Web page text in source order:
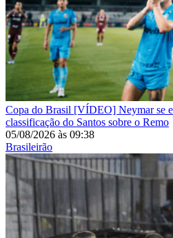
Copa do Brasil [VÍDEO] Neymar se
classificação do Santos sobre o Remo
05/08/2026 às 09:38
Brasileirão